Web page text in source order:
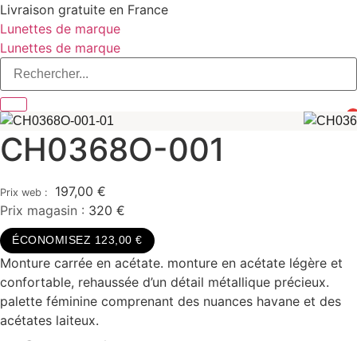
Aller
au
contenu
Livraison gratuite en France
Lunettes de marque
Lunettes de marque
0
CH0368O-001
197,00 €
Prix magasin : 320 €
ÉCONOMISEZ 123,00 €
Monture carrée en acétate. monture en acétate légère et
confortable, rehaussée d’un détail métallique précieux.
palette féminine comprenant des nuances havane et des
acétates laiteux.